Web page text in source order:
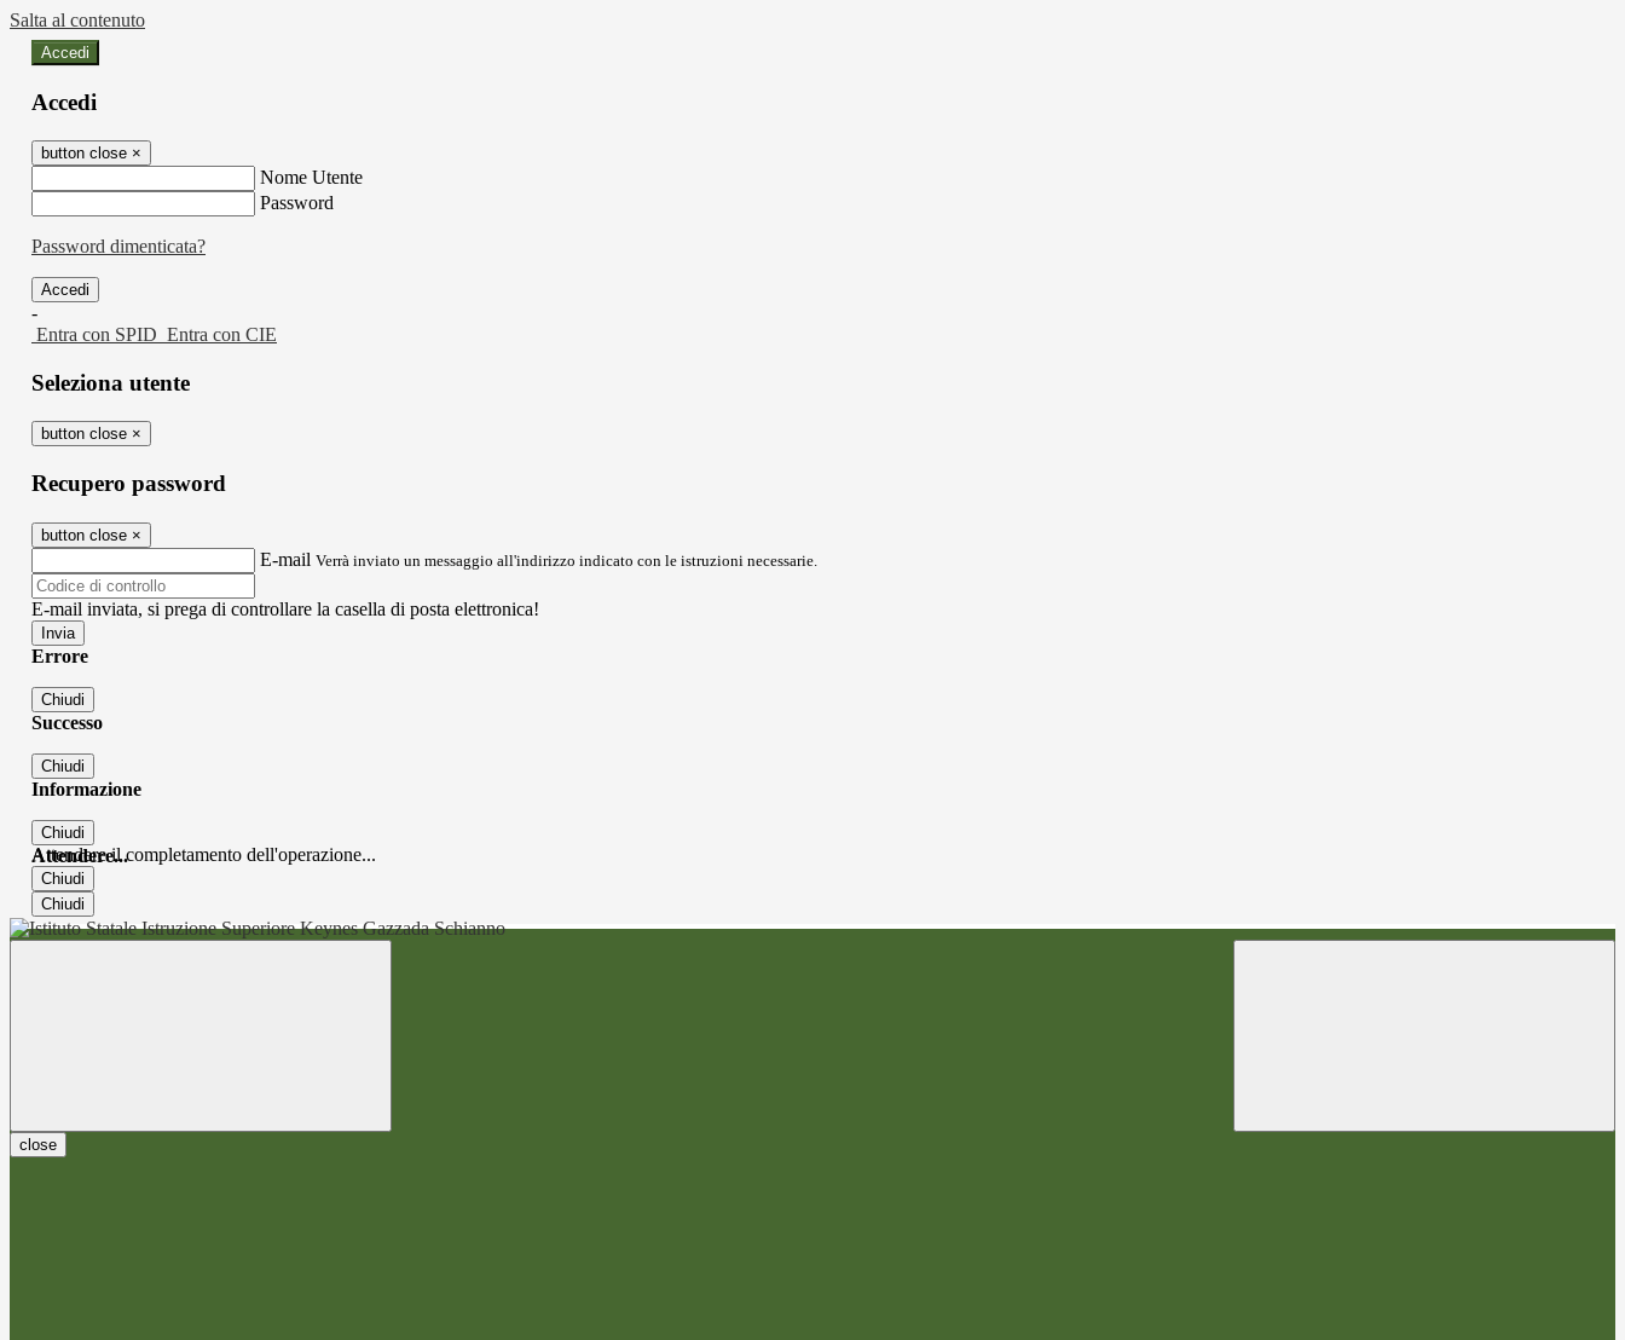
Salta al contenuto
Accedi
Accedi
button close ×
Nome Utente
Password
Password dimenticata?
-
Entra con SPID Entra con CIE
Seleziona utente
button close ×
Recupero password
button close ×
E-mail Verrà inviato un messaggio all'indirizzo indicato con le istruzioni necessarie.
E-mail inviata, si prega di controllare la casella di posta elettronica!
Errore
Chiudi
Successo
Chiudi
Informazione
Chiudi
Attendere...
Attendere il completamento dell'operazione...
Chiudi
Chiudi
close